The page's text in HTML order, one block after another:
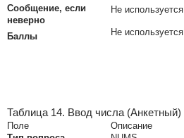
Сообщение, если
неверно
Не используется.
Баллы Не используется.
Таблица 14. Ввод числа (Анкетный)
Поле
Описание